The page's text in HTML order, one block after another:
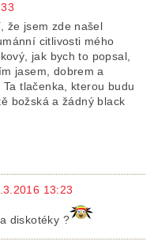
že jsem zde našel
citlivosti mého
jak bych to popsal,
jasem, dobrem a
tlačenka, kterou budu
božská a žádný black
13:23
diskotéky ?